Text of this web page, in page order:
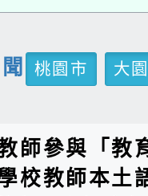
桃園市
大
師參與「教
校教師本土